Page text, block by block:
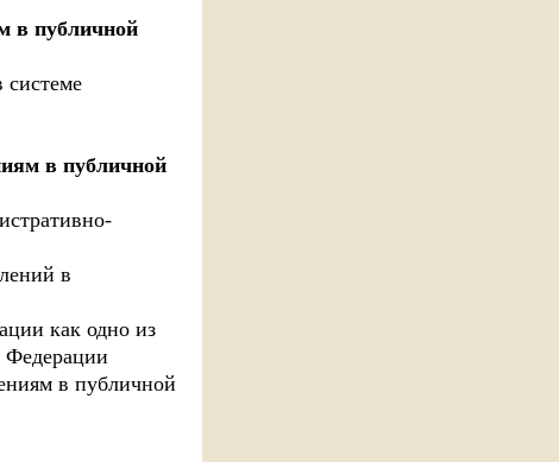
в публичной
системе
в публичной
в
как одно из
Федерации
в публичной